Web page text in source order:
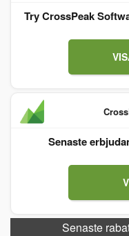
Try CrossPeak
Senaste
Senaste